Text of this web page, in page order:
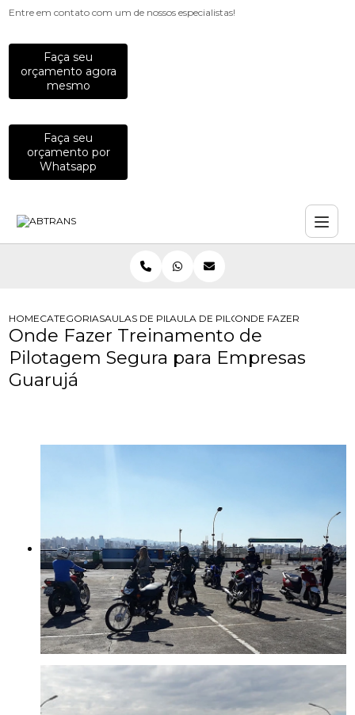
Entre em contato com um de nossos especialistas!
Faça seu
orçamento agora
mesmo
Faça seu
orçamento por
Whatsapp
HOMECATEGORIASAULAS DE PILOTAGEM PARA EMPRESAS
AULA DE PILOTAGEM DEFENSIVA
ONDE FAZER
Onde Fazer Treinamento de
Pilotagem Segura para Empresas
Guarujá